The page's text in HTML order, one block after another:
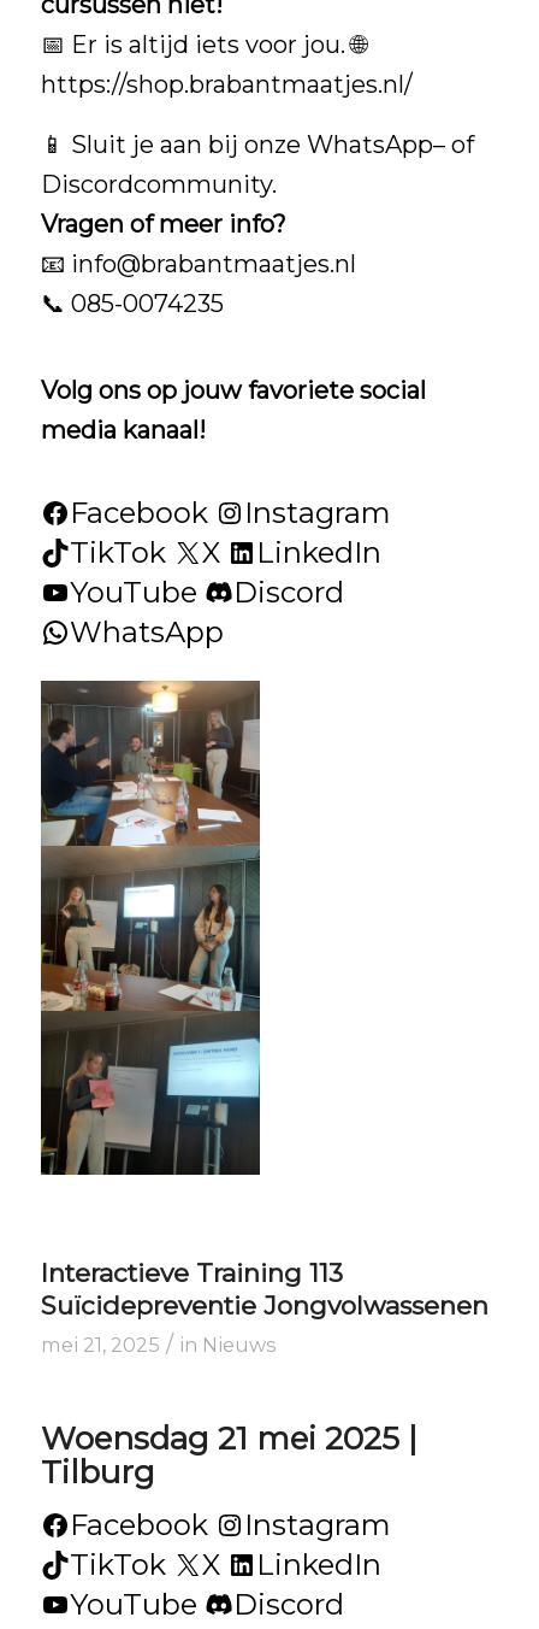
📅 Er is altijd iets voor jou. 🌐
https://shop.brabantmaatjes.nl/
📱 Sluit je aan bij onze WhatsApp– of
Discordcommunity.
Vragen of meer info?
📧 info@brabantmaatjes.nl
📞 085-0074235
Volg ons op jouw favoriete social
media kanaal!
Facebook
Instagram
TikTok
X
LinkedIn
YouTube
Discord
WhatsApp
Interactieve Training 113
Suïcidepreventie Jongvolwassenen
mei 21, 2025 / in Nieuws
Woensdag 21 mei 2025 |
Tilburg
Facebook
Instagram
TikTok
X
LinkedIn
YouTube
Discord